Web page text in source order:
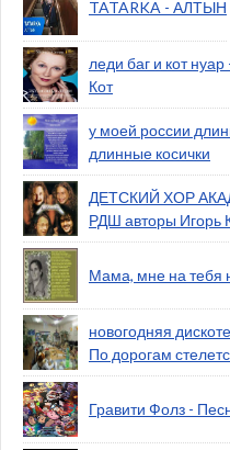
TATARKA - АЛТЫН
леди баг и кот
Кот
у моей россии
длинные косички
ДЕТСКИЙ ХОР
РДШ авторы Игорь
Мама, мне на тебя
новогодняя
По дорогам
Гравити Фолз -